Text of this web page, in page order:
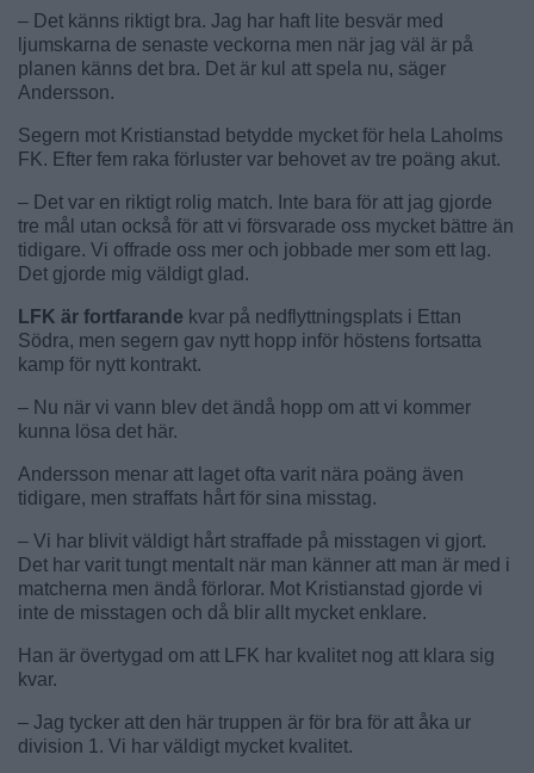
– Det känns riktigt bra. Jag har haft lite besvär med
ljumskarna de senaste veckorna men när jag väl är på
planen känns det bra. Det är kul att spela nu, säger
Andersson.
Segern mot Kristianstad betydde mycket för hela Laholms
FK. Efter fem raka förluster var behovet av tre poäng akut.
– Det var en riktigt rolig match. Inte bara för att jag gjorde
tre mål utan också för att vi försvarade oss mycket bättre än
tidigare. Vi offrade oss mer och jobbade mer som ett lag.
Det gjorde mig väldigt glad.
LFK är fortfarande kvar på nedflyttningsplats i Ettan
Södra, men segern gav nytt hopp inför höstens fortsatta
kamp för nytt kontrakt.
– Nu när vi vann blev det ändå hopp om att vi kommer
kunna lösa det här.
Andersson menar att laget ofta varit nära poäng även
tidigare, men straffats hårt för sina misstag.
– Vi har blivit väldigt hårt straffade på misstagen vi gjort.
Det har varit tungt mentalt när man känner att man är med i
matcherna men ändå förlorar. Mot Kristianstad gjorde vi
inte de misstagen och då blir allt mycket enklare.
Han är övertygad om att LFK har kvalitet nog att klara sig
kvar.
– Jag tycker att den här truppen är för bra för att åka ur
division 1. Vi har väldigt mycket kvalitet.